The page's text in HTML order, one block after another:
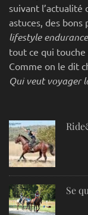
suivant
astuces, des bons
lifestyle endurance
tout ce qui touche
Comme on le dit
Qui veut voyager
Se